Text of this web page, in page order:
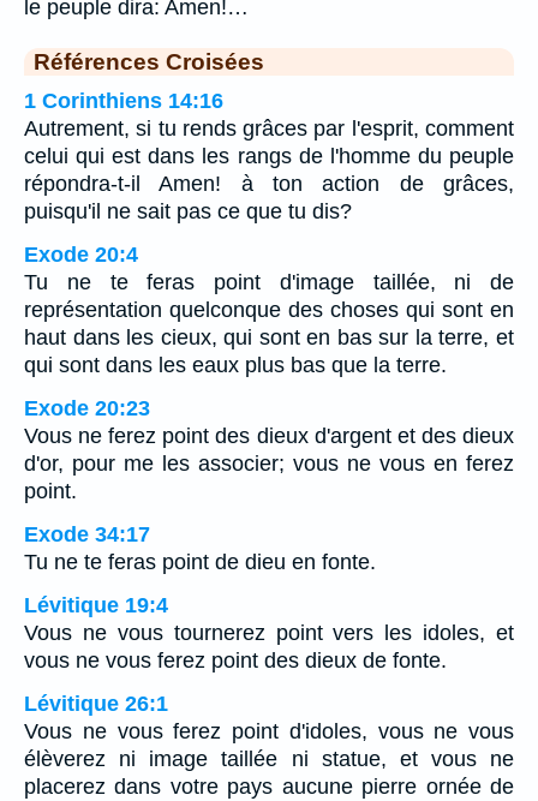
le peuple dira: Amen!…
Références Croisées
1 Corinthiens 14:16
Autrement, si tu rends grâces par l'esprit, comment
celui qui est dans les rangs de l'homme du peuple
répondra-t-il Amen! à ton action de grâces,
puisqu'il ne sait pas ce que tu dis?
Exode 20:4
Tu ne te feras point d'image taillée, ni de
représentation quelconque des choses qui sont en
haut dans les cieux, qui sont en bas sur la terre, et
qui sont dans les eaux plus bas que la terre.
Exode 20:23
Vous ne ferez point des dieux d'argent et des dieux
d'or, pour me les associer; vous ne vous en ferez
point.
Exode 34:17
Tu ne te feras point de dieu en fonte.
Lévitique 19:4
Vous ne vous tournerez point vers les idoles, et
vous ne vous ferez point des dieux de fonte.
Lévitique 26:1
Vous ne vous ferez point d'idoles, vous ne vous
élèverez ni image taillée ni statue, et vous ne
placerez dans votre pays aucune pierre ornée de